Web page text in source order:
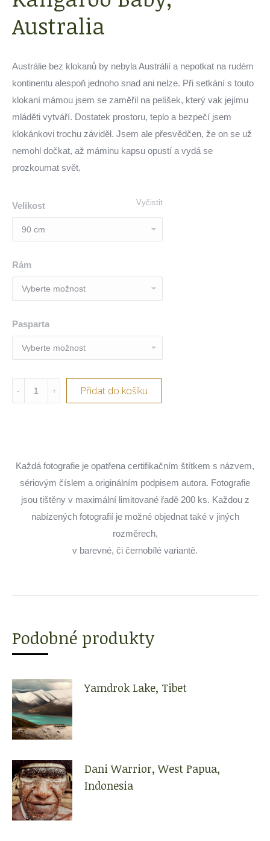
Australia
Austrálie bez klokanů by nebyla Austrálií a nepotkat na rudém
kontinentu alespoň jednoho snad ani nelze. Při setkání s touto
klokaní mámou jsem se zaměřil na pelíšek, který vak jejímu
mláděti vytváří. Dostatek prostoru, teplo a bezpečí jsem
klokánkovi trochu záviděl. Jsem ale přesvědčen, že on se už
nemohl dočkat, až máminu kapsu opustí a vydá se
prozkoumat svět.
Velikost
Rám
Pasparta
Vyčistit
Kangaroo
Baby,
Přidat do košíku
Každá fotografie je opatřena certifikačním štítkem s názvem,
sériovým číslem a originálním podpisem autora. Fotografie
jsou tištěny v maximální limitované řadě 200 ks. Každou z
nabízených fotografií je možné objednat také v jiných
rozměrech,
v barevné, či černobílé variantě.
Podobné produkty
Yamdrok Lake, Tibet
Dani Warrior, West Papua,
Indonesia